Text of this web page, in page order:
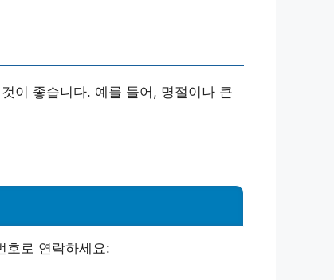
이 좋습니다. 예를 들어, 명절이나 큰
호로 연락하세요: